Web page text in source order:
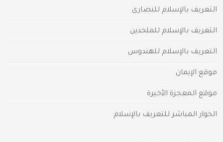
التعريف بالإسلام للنصارى
التعريف بالإسلام للملحدين
التعريف بالإسلام للهندوس
موقع الإيمان
موقع المعجزة الأخيرة
الحوار المباشر للتعريف بالإسلام